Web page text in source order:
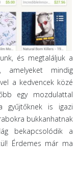
és megtaláljuk a
amelyeket mindig
a kedvencek közé
egy mozdulattal
gyűjtőknek is igazi
bukkanhatnak
bekapcsolódik a
Érdemes már ma